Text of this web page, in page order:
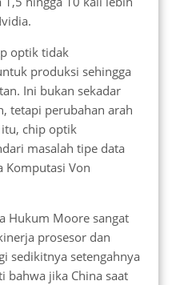
optik tidak
produksi sehingga
Ini bukan sekadar
tetapi perubahan arah
chip optik
masalah tipe data
Komputasi Von
Hukum Moore sangat
prosesor dan
sedikitnya setengahnya
bahwa jika China saat